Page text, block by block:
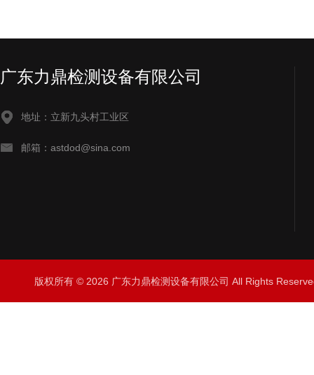
广东力鼎检测设备有限公司
地址：立新九头村工业区
邮箱：astdod@sina.com
版权所有 © 2026 广东力鼎检测设备有限公司 All Rights